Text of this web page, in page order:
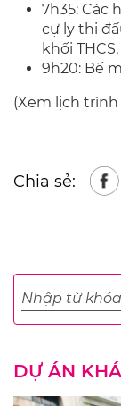
7h35: Các
cự ly thi
khối
9h20: Bế
(Xem lịch
Chia sẻ:
DỰ ÁN